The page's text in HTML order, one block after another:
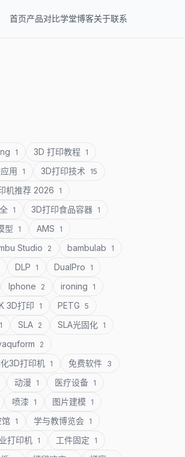
首页产品对比学堂博客关于联系
1 3D 打印教程 1
用 1 3D打印技术 15
机推荐 2026 1
1 3D打印食品容器 1
型 1 AMS 1
Studio 2 bambulab 1
DLP 1 DualPro 1
Iphone 2 ironing 1
3D打印 1 PETG 5
1 SLA 2 SLA光固化 1
2
3D打印机 1 免费软件 3
动漫 1 医疗设备 1
喷漆 1 图片建模 1
1 学与教博览会 1
打印机 1 工件固定 1